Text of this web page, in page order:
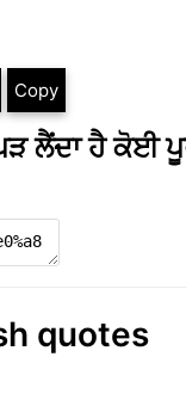
Copy
ਲੈਂਦਾ ਹੈ ਕੋਈ
quotes